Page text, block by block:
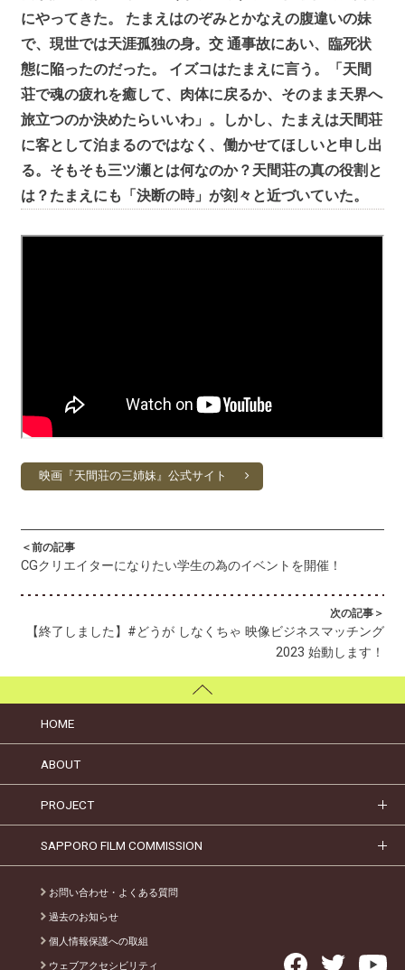
にやってきた。 たまえはのぞみとかなえの腹違いの妹
で、現世では天涯孤独の身。交 通事故にあい、臨死状
態に陥ったのだった。 イズコはたまえに言う。「天間
荘で魂の疲れを癒して、肉体に戻るか、そのまま天界へ
旅立つのか決めたらいいわ」。しかし、たまえは天間荘
に客として泊まるのではなく、働かせてほしいと申し出
る。そもそも三ツ瀬とは何なのか？天間荘の真の役割と
は？たまえにも「決断の時」が刻々と近づいていた。
映画『天間荘の三姉妹』公式サイト
＜前の記事
CGクリエイターになりたい学生の為のイベントを開催！
次の記事＞
【終了しました】#どうが しなくちゃ 映像ビジネスマッチング
2023 始動します！
HOME
ABOUT
PROJECT
SAPPORO FILM COMMISSION
お問い合わせ・よくある質問
過去のお知らせ
個人情報保護への取組
ウェブアクセシビリティ